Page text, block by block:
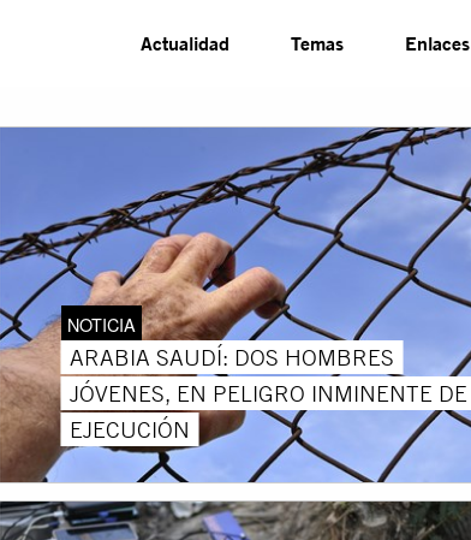
Actualidad Temas Enlaces
NOTICIA
ARABIA SAUDÍ: DOS HOMBRES
JÓVENES, EN PELIGRO INMINENTE DE
EJECUCIÓN